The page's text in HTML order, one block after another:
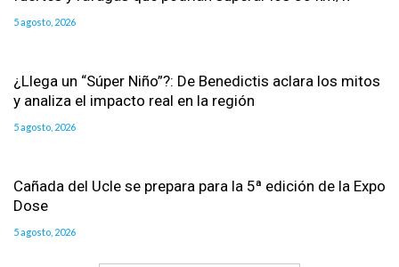
5 agosto, 2026
¿Llega un “Súper Niño”?: De Benedictis aclara los mitos
y analiza el impacto real en la región
5 agosto, 2026
Cañada del Ucle se prepara para la 5ª edición de la Expo
Dose
5 agosto, 2026